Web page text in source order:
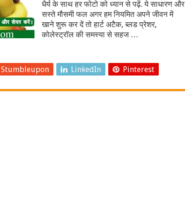
धैर्य के साथ हर फोटो को ध्यान से पढ़ें. ये साधारण और
सस्ते मौसमी फल अगर हम नियमित अपने जीवन में
खाने शुरू कर दें तो हार्ट अटैक, ब्लड प्रेशर,
कोलेस्ट्रॉल की समस्या से सहज …
Stumbleupon LinkedIn Pinterest